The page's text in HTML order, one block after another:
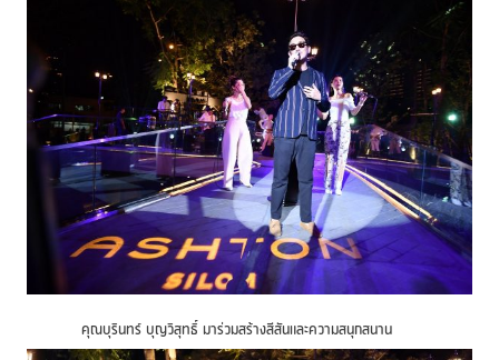
คุณบุรินทร์ บุญวิสุทธิ์ มาร่วมสร้างสีสันและความสนุกสนาน